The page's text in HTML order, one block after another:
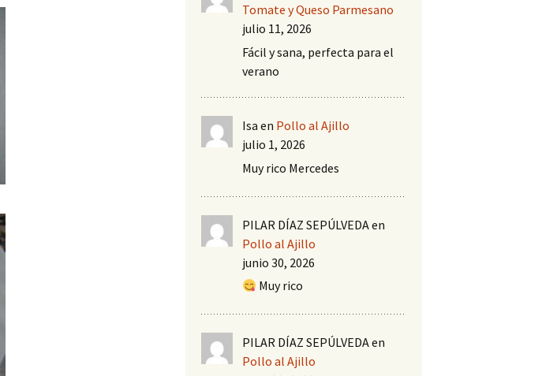
Tomate y Queso Parmesano
julio 11, 2026
Fácil y sana, perfecta para el
verano
Isa en Pollo al Ajillo
julio 1, 2026
Muy rico Mercedes
PILAR DÍAZ SEPÚLVEDAen
Pollo al Ajillo
junio 30, 2026
Muy rico
PILAR DÍAZ SEPÚLVEDAen
Pollo al Ajillo